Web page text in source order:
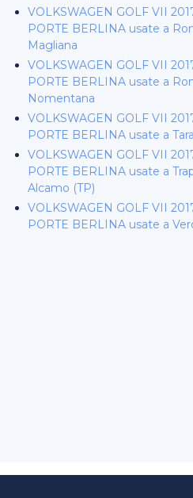
VOLKSWAGEN GOLF VII
PORTE BERLINA usate a
Magliana
VOLKSWAGEN GOLF VII
PORTE BERLINA usate a
Nomentana
VOLKSWAGEN GOLF VII
PORTE BERLINA usate a
VOLKSWAGEN GOLF VII
PORTE BERLINA usate a
Alcamo (TP)
VOLKSWAGEN GOLF VII
PORTE BERLINA usate a